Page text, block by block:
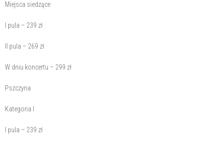
Miejsca siedzące
I pula – 239 zł
II pula – 269 zł
W dniu koncertu – 299 zł
Pszczyna
Kategoria I
I pula – 239 zł